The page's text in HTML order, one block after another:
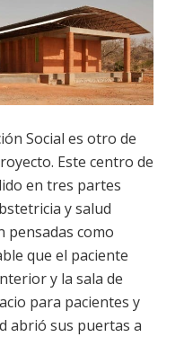
Social es otro de
Este centro de
en tres partes
y salud
pensadas como
que el paciente
y la sala de
para pacientes y
abrió sus puertas a